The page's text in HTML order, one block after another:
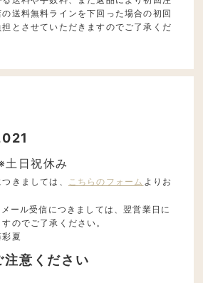
送料無料ラインを下回った場合の初回
とさせていただきますのでご了承くだ
日祝休み
きましては、 こちらのフォーム よりお
ール受信につきましては、翌営業日に
のでご了承ください。
夏
意ください